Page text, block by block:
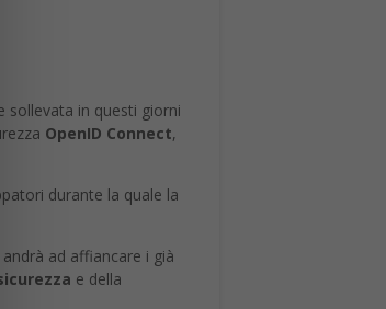
sollevata in questi giorni
OpenID Connect,
durante la quale la
ad affiancare i già
sicurezza e della